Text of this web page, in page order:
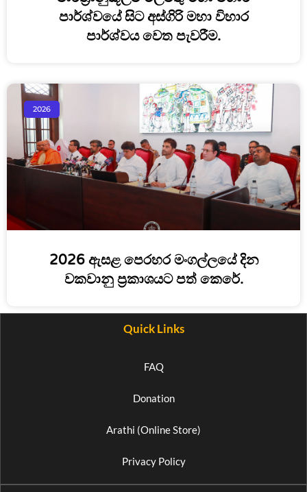
පාර්ශ්වයේ සිට අස්ගිරි මහා විහාර
පාර්ශ්වය වෙත පැවරීම.
2026
2026 ඇසළ පෙරහර මංගල්ලයේ දින
වකවානු ප්‍රකාශයට පත් කෙරේ.
Quick Links
FAQ
Donation
Arathi (Online Store)
Privacy Policy